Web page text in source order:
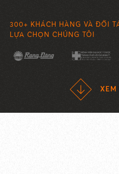
300+ KHÁCH HÀNG VÀ ĐỐI
LỰA CHỌN CHÚNG TÔI
XEM